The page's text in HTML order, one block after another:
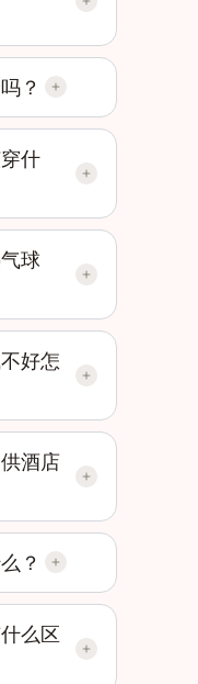
？
什
球
好怎
酒店
？
么区